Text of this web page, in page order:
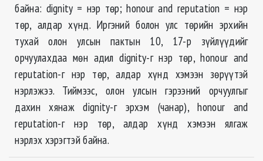
байна: dignity = нэр төр; honour and reputation = нэр
төр, алдар хүнд. Иргэний болон улс төрийн эрхийн
тухай олон улсын пактын 10, 17-р зүйлүүдийг
орчуулахдаа мөн адил dignity-г нэр төр, honour and
reputation-г нэр төр, алдар хүнд хэмээн зөрүүтэй
нэрлэжээ. Тиймээс, олон улсын гэрээний орчуулгыг
дахин хянаж dignity-г эрхэм (чанар), honour and
reputation-г нэр төр, алдар хүнд хэмээн ялгаж
нэрлэх хэрэгтэй байна.